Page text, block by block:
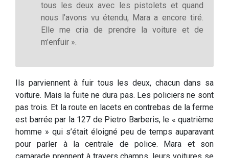
tous les deux avec les pistolets et quand
nous l’avons vu étendu, Mara a encore tiré.
Elle me cria de prendre la voiture et de
m’enfuir ».
Ils parviennent à fuir tous les deux, chacun dans sa
voiture. Mais la fuite ne dura pas. Les policiers ne sont
pas trois. Et la route en lacets en contrebas de la ferme
est barrée par la 127 de Pietro Barberis, le « quatrième
homme » qui s’était éloigné peu de temps auparavant
pour parler à la centrale de police. Mara et son